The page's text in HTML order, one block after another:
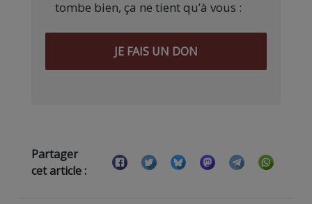
tombe bien, ça ne tient qu’à vous :
JE FAIS UN DON
Partager
cet article :